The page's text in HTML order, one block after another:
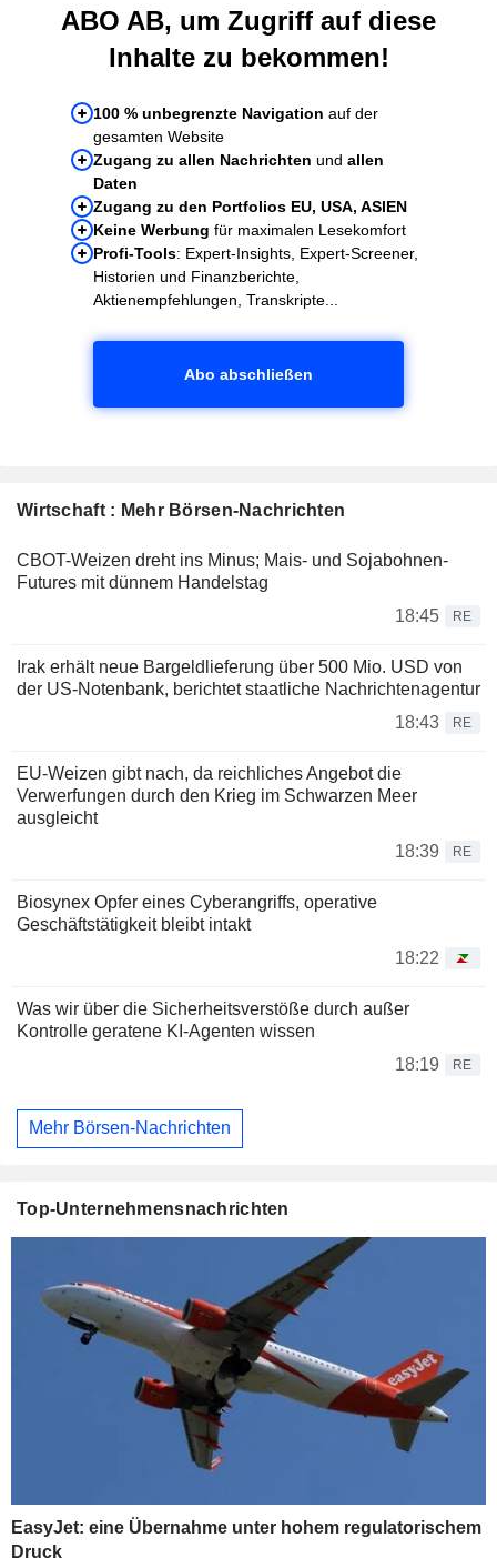
ABO AB, um Zugriff auf diese
Inhalte zu bekommen!
100 % unbegrenzte Navigation auf der
gesamten Website
Zugang zu allen Nachrichten und allen
Daten
Zugang zu den Portfolios EU, USA, ASIEN
Keine Werbung für maximalen Lesekomfort
Profi-Tools: Expert-Insights, Expert-Screener,
Historien und Finanzberichte,
Aktienempfehlungen, Transkripte...
Abo abschließen
Wirtschaft : Mehr Börsen-Nachrichten
CBOT-Weizen dreht ins Minus; Mais- und Sojabohnen-
Futures mit dünnem Handelstag
18:45
RE
Irak erhält neue Bargeldlieferung über 500 Mio. USD von
der US-Notenbank, berichtet staatliche Nachrichtenagentur
18:43
RE
EU-Weizen gibt nach, da reichliches Angebot die
Verwerfungen durch den Krieg im Schwarzen Meer
ausgleicht
18:39
RE
Biosynex Opfer eines Cyberangriffs, operative
Geschäftstätigkeit bleibt intakt
18:22
Was wir über die Sicherheitsverstöße durch außer
Kontrolle geratene KI-Agenten wissen
18:19
RE
Mehr Börsen-Nachrichten
Top-Unternehmensnachrichten
EasyJet: eine Übernahme unter hohem regulatorischem
Druck